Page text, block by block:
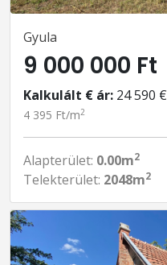
Gyula
9 000 000 Ft
Kalkulált € ár: 24 590 €
4 395 Ft/m2
Alapterület: 0.00m2
Telekterület: 2048m2